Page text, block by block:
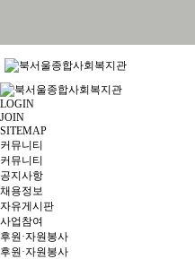
LOGIN
JOIN
SITEMAP
커뮤니티
커뮤니티
공지사항
채용정보
자유게시판
사업참여
후원·자원봉사
후원·자원봉사